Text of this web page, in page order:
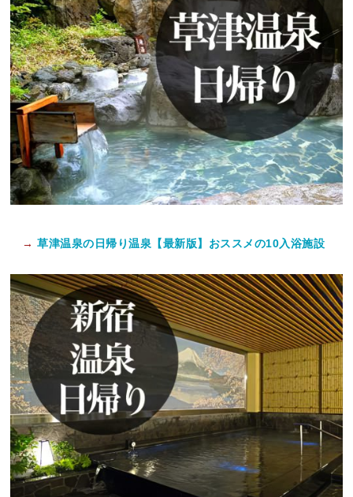
→ 草津温泉の日帰り温泉【最新版】おススメの10入浴施設